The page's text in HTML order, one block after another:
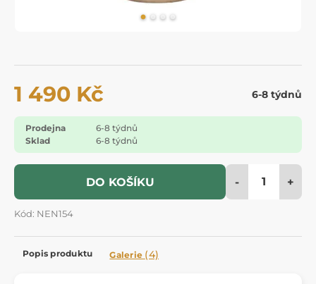
1 490 Kč 6-8 týdnů
Prodejna
6-8 týdnů
Sklad
6-8 týdnů
DO KOŠÍKU - +
Kód: NEN154
Popis produktu Galerie (4)